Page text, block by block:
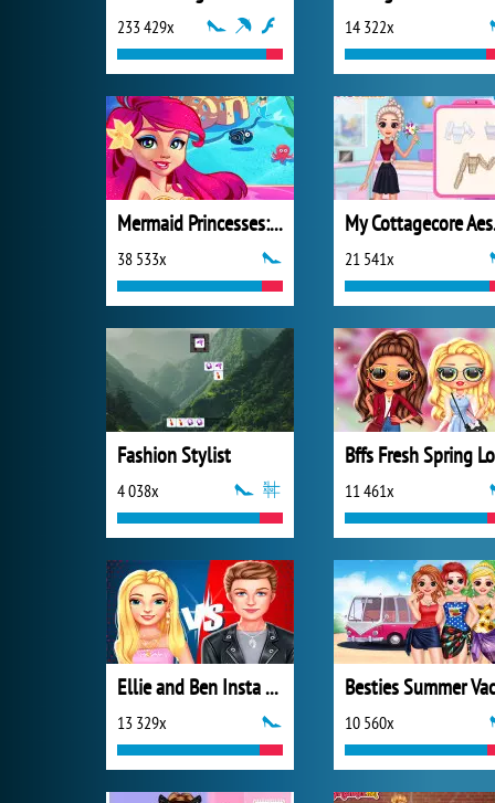
233 429x 14 322x
Mermaid Princesses: Underwater Games
38 533x
My
21 541x
Fashion Stylist
4 038x 11 461x
Ellie and Ben Insta Fashion
13 329x 10 560x